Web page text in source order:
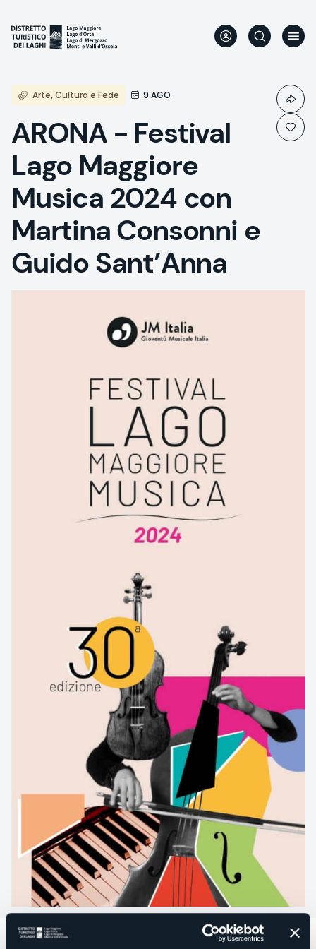
main
content
Arte, Cultura e Fede 9 AGO
ARONA - Festival
Lago Maggiore
Musica 2024 con
Martina Consonni e
Guido Sant’Anna
Dal 26 luglio al 24 agosto
la XXX edizione del